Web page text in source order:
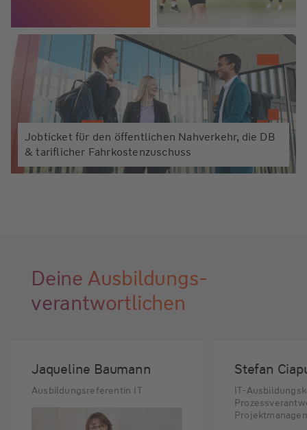
Jobticket für den öffentlichen Nahverkehr, die DB
& tariflicher Fahrkostenzuschuss
Deine Ausbildungs-
verantwortlichen
Jaqueline Baumann
Ausbildungsreferentin IT
Stefan
IT-